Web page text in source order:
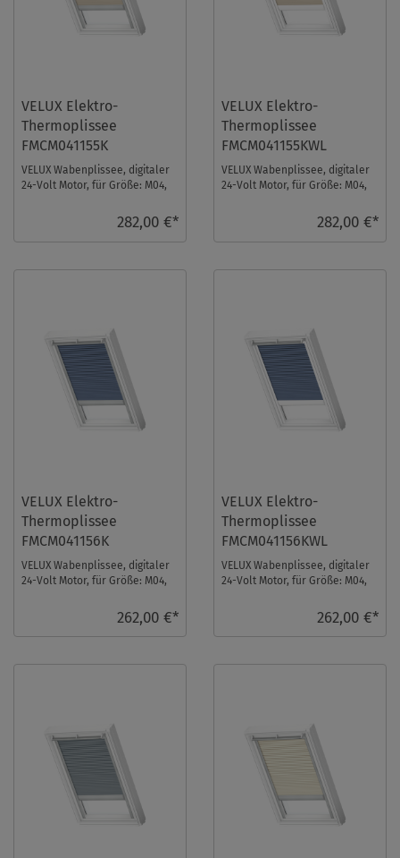
VELUX Elektro-
Thermoplissee
FMCM041155K
VELUX Wabenplissee, digitaler
24-Volt Motor, für Größe: M04,
282,00 €*
VELUX Elektro-
Thermoplissee
FMCM041155KWL
VELUX Wabenplissee, digitaler
24-Volt Motor, für Größe: M04,
282,00 €*
VELUX Elektro-
Thermoplissee
FMCM041156K
VELUX Wabenplissee, digitaler
24-Volt Motor, für Größe: M04,
262,00 €*
VELUX Elektro-
Thermoplissee
FMCM041156KWL
VELUX Wabenplissee, digitaler
24-Volt Motor, für Größe: M04,
262,00 €*